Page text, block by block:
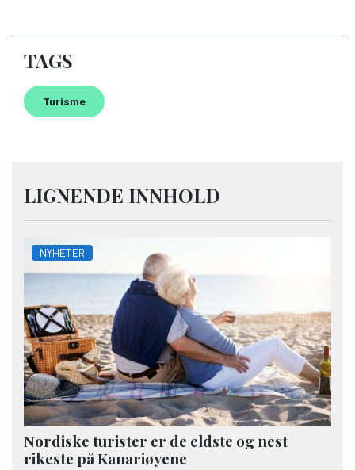
TAGS
Turisme
LIGNENDE INNHOLD
NYHETER
Nordiske turister er de eldste og nest
rikeste på Kanariøyene